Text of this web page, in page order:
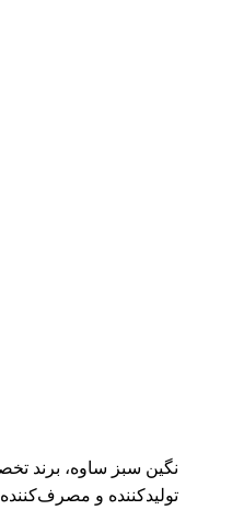
نگین سبز ساوه، برند
تولیدکننده و مصرف‌کننده